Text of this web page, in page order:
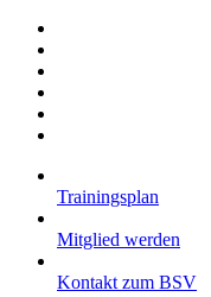
Trainingsplan
Mitglied werden
Kontakt zum BSV